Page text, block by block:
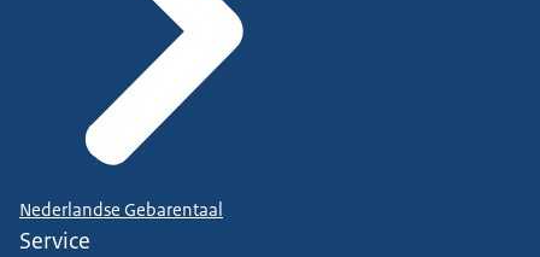
Nederlandse Gebarentaal
Service